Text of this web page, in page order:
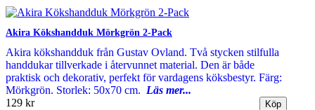
Akira Kökshandduk Mörkgrön 2-Pack
Akira kökshandduk från Gustav Ovland. Två stycken stilfulla
handdukar tillverkade i återvunnet material. Den är både
praktisk och dekorativ, perfekt för vardagens köksbestyr. Färg:
Mörkgrön. Storlek: 50x70 cm. Läs mer...
129 kr